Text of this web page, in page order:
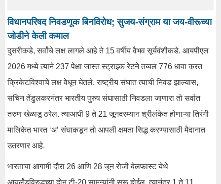
विधानपरिषद निवडणूक बिनविरोध; सुजय-संग्राम या जय-वीरूच्या
जोडीने केली कमाल
दुसरीकडे, सर्वांचे लक्ष लागले आहे ते 15 वर्षीय वैभव सूर्यवंशीकडे. आयपीएल
2026 मध्ये त्याने 237 पेक्षा जास्त स्ट्राइक रेटने तब्बल 776 धावा करत
क्रिकेटविश्वाचे लक्ष वेधून घेतले. राष्ट्रीय संघात त्याची निवड झाल्यास,
सचिन तेंडुलकरनंतर भारतीय पुरुष संघासाठी निवडला जाणारा तो सर्वात
तरुण खेळाडू ठरेल. त्याआधी 9 ते 21 जूनदरम्यान श्रीलंकेत होणाऱ्या तिरंगी
मालिकेत भारत ‘अ’ संघाकडून तो आपली क्षमता सिद्ध करण्यासाठी मैदानात
उतरणार आहे.
भारताचा आगामी दौरा 26 आणि 28 जून रोजी बेलफास्ट येथे